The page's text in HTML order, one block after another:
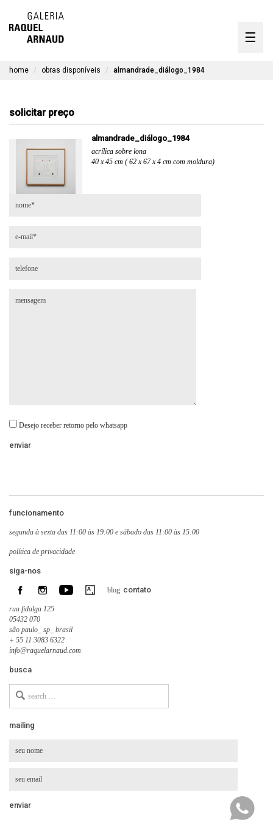
☰
contato
home obras disponíveis almandrade_diálogo_1984
solicitar preço
almandrade_diálogo_1984
acrílica sobre lona
40 x 45 cm ( 62 x 67 x 4 cm com moldura)
Desejo receber retorno pelo whatsapp
funcionamento
segunda à sexta das 11:00 às 19:00 e sábado das 11:00 às 15:00
política de privacidade
siga-nos
blog contato
rua fidalga 125
05432 070
são paulo_ sp_ brasil
+ 55 11 3083 6322
info@raquelarnaud.com
busca
for
mailing